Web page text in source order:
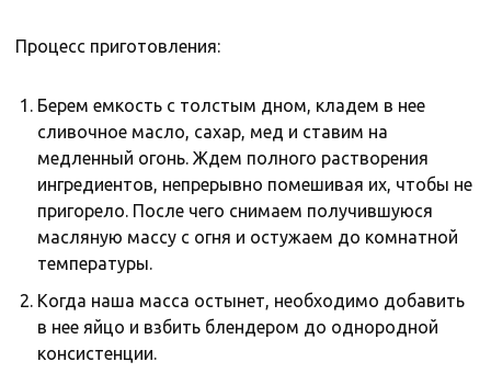
Процесс приготовления:
Берем емкость с толстым дном, кладем в нее
сливочное масло, сахар, мед и ставим на
медленный огонь. Ждем полного растворения
ингредиентов, непрерывно помешивая их, чтобы не
пригорело. После чего снимаем получившуюся
масляную массу с огня и остужаем до комнатной
температуры.
Когда наша масса остынет, необходимо добавить
в нее яйцо и взбить блендером до однородной
консистенции.